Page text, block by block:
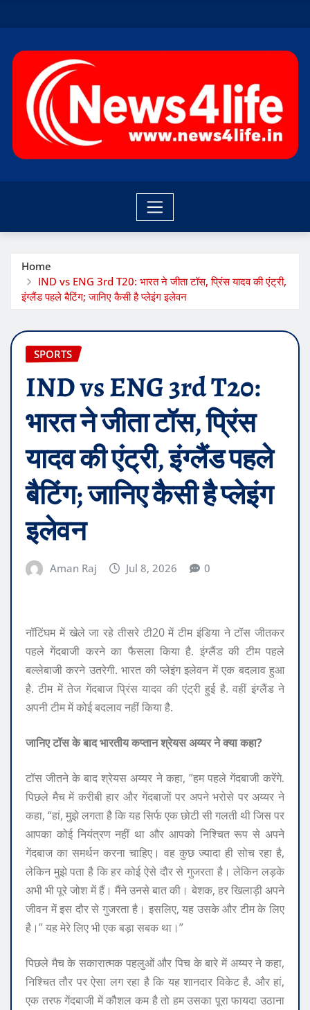
to
Home
IND vs ENG 3rd T20: भारत ने जीता टॉस, प्रिंस यादव की एंट्री,
इंग्लैंड पहले बैटिंग; जानिए कैसी है प्लेइंग इलेवन
SPORTS
IND vs ENG 3rd T20:
भारत ने जीता टॉस, प्रिंस
यादव की एंट्री, इंग्लैंड पहले
बैटिंग; जानिए कैसी है प्लेइंग
इलेवन
Aman Raj Jul 8, 2026 0
नॉटिंघम में खेले जा रहे तीसरे टी20 में टीम इंडिया ने टॉस जीतकर
पहले गेंदबाजी करने का फैसला किया है. इंग्लैंड की टीम पहले
बल्लेबाजी करने उतरेगी. भारत की प्लेइंग इलेवन में एक बदलाव हुआ
है. टीम में तेज गेंदबाज प्रिंस यादव की एंट्री हुई है. वहीं इंग्लैंड ने
अपनी टीम में कोई बदलाव नहीं किया है.
जानिए टॉस के बाद भारतीय कप्तान श्रेयस अय्यर ने क्या कहा?
टॉस जीतने के बाद श्रेयस अय्यर ने कहा, ”हम पहले गेंदबाजी करेंगे.
पिछले मैच में करीबी हार और गेंदबाजों पर अपने भरोसे पर अय्यर ने
कहा, “हां, मुझे लगता है कि यह सिर्फ एक छोटी सी गलती थी जिस पर
आपका कोई नियंत्रण नहीं था और आपको निश्चित रूप से अपने
गेंदबाज का समर्थन करना चाहिए। वह कुछ ज्यादा ही सोच रहा है,
लेकिन मुझे पता है कि हर कोई ऐसे दौर से गुजरता है। लेकिन लड़के
अभी भी पूरे जोश में हैं। मैंने उनसे बात की। बेशक, हर खिलाड़ी अपने
जीवन में इस दौर से गुजरता है। इसलिए, यह उसके और टीम के लिए
है।” यह मेरे लिए भी एक बड़ा सबक था।”
पिछले मैच के सकारात्मक पहलुओं और पिच के बारे में अय्यर ने कहा,
निश्चित तौर पर ऐसा लग रहा है कि यह शानदार विकेट है. और हां,
एक तरफ गेंदबाजी में कौशल कम है तो हम उसका पूरा फायदा उठाना